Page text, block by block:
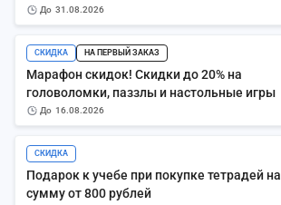
до 31.08.2026
СКИДКА НА ПЕРВЫЙ ЗАКАЗ
Марафон скидок! Скидки до 20% на
головоломки, паззлы и настольные игры
до 16.08.2026
СКИДКА
Подарок к учебе при покупке тетрадей на
сумму от 800 рублей